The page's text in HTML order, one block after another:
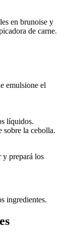
en brunoise y
de carne.
emulsione el
líquidos.
sobre la cebolla.
y prepará los
ingredientes.